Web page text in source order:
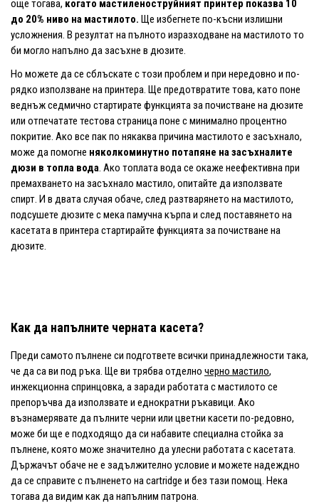
още тогава, когато мастиленоструйният принтер показва 10
до 20% ниво на мастилото. Ще избегнете по-късни излишни
усложнения. В резултат на пълното изразходване на мастилото то
би могло напълно да засъхне в дюзите.
Но можете да се сблъскате с този проблем и при нередовно и по-
рядко използване на принтера. Ще предотвратите това, като поне
веднъж седмично стартирате функцията за почистване на дюзите
или отпечатате тестова страница поне с минимално процентно
покритие. Ако все пак по някаква причина мастилото е засъхнало,
може да помогне няколкоминутно потапяне на засъхналите
дюзи в топла вода. Ако топлата вода се окаже неефективна при
премахването на засъхнало мастило, опитайте да използвате
спирт. И в двата случая обаче, след разтварянето на мастилото,
подсушете дюзите с мека памучна кърпа и след поставянето на
касетата в принтера стартирайте функцията за почистване на
дюзите.
Как да напълните черната касета?
Преди самото пълнене си подгответе всички принадлежности така,
че да са ви под ръка. Ще ви трябва отделно черно мастило,
инжекционна спринцовка, а заради работата с мастилото се
препоръчва да използвате и еднократни ръкавици. Ако
възнамерявате да пълните черни или цветни касети по-редовно,
може би ще е подходящо да си набавите специална стойка за
пълнене, която може значително да улесни работата с касетата.
Държачът обаче не е задължително условие и можете надеждно
да се справите с пълненето на cartridge и без тази помощ. Нека
тогава да видим как да напълним патрона.